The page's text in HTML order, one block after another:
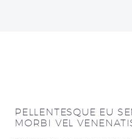
PELLENTESQUE EU
MORBI VEL